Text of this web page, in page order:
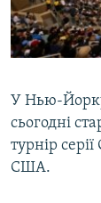
ВІДЕОУРОКИ
СВІДЧЕННЯ
ІНФОГРАФІКА
Русский
Qırımtatar
ДОЛУЧАЙСЯ!
У Нью-
сьогодні
турнір
США.